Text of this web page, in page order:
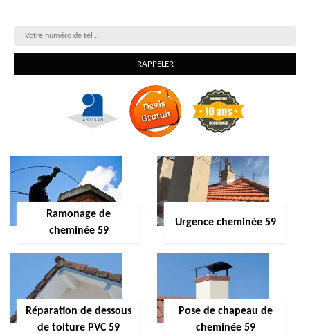
Ramonage de
cheminée 59
Urgence cheminée 59
Réparation de dessous
de toiture PVC 59
Pose de chapeau de
cheminée 59